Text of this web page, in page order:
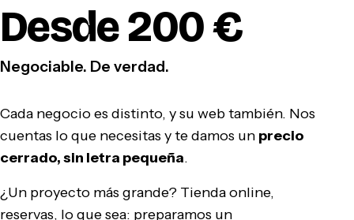
Desde 200 €
Negociable. De verdad.
Cada negocio es distinto, y su web también. Nos
cuentas lo que necesitas y te damos un precio
cerrado, sin letra pequeña.
¿Un proyecto más grande? Tienda online,
reservas, lo que sea: preparamos un